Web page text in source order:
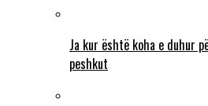
Ja kur është koha e duhur
peshkut